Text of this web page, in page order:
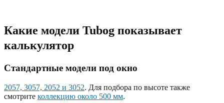
Какие модели Tubog показывает
калькулятор
Стандартные модели под окно
2057, 3057, 2052 и 3052. Для подбора по высоте также
смотрите коллекцию около 500 мм.